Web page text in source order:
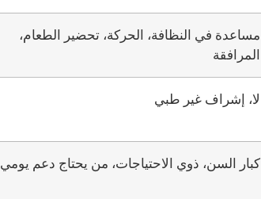
مساعدة في النظافة، الحركة، تحضير الطعام،
المرافقة
لا، إشراف غير طبي
كبار السن، ذوي الاحتياجات، من يحتاج دعم يومي